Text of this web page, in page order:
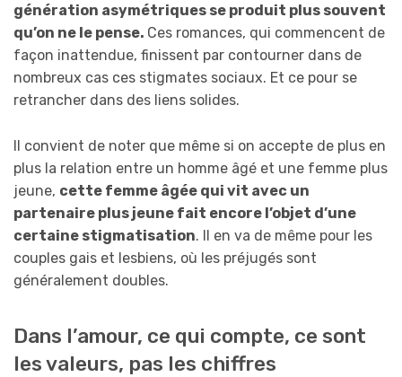
génération asymétriques se produit plus souvent
qu’on ne le pense. Ces romances, qui commencent de
façon inattendue, finissent par contourner dans de
nombreux cas ces stigmates sociaux. Et ce pour se
retrancher dans des liens solides.
Il convient de noter que même si on accepte de plus en
plus la relation entre un homme âgé et une femme plus
jeune, cette femme âgée qui vit avec un
partenaire plus jeune fait encore l’objet d’une
certaine stigmatisation. Il en va de même pour les
couples gais et lesbiens, où les préjugés sont
généralement doubles.
Dans l’amour, ce qui compte, ce sont
les valeurs, pas les chiffres